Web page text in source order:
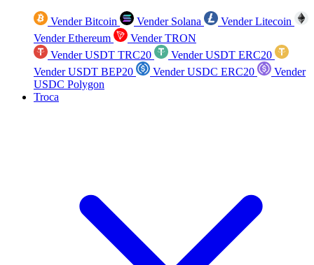
Vender Bitcoin Vender Solana
Vender Litecoin
Vender Ethereum
Vender TRON
Vender USDT TRC20
Vender USDT ERC20
Vender USDT BEP20
Vender USDC ERC20
Vender
USDC Polygon
Troca